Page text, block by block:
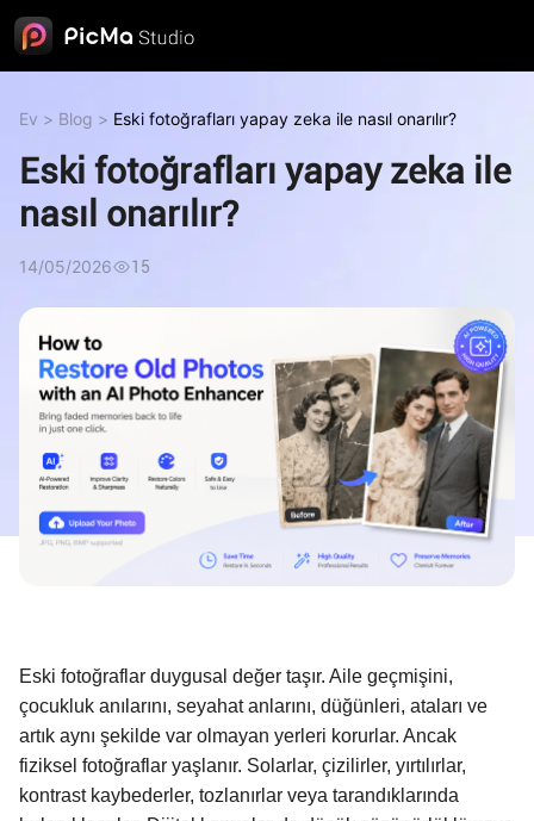
Ev > Blog > Eski fotoğrafları yapay zeka ile nasıl onarılır?
Eski fotoğrafları yapay zeka ile
nasıl onarılır?
14/05/2026 15
Eski fotoğraflar duygusal değer taşır. Aile geçmişini,
çocukluk anılarını, seyahat anlarını, düğünleri, ataları ve
artık aynı şekilde var olmayan yerleri korurlar. Ancak
fiziksel fotoğraflar yaşlanır. Solarlar, çizilirler, yırtılırlar,
kontrast kaybederler, tozlanırlar veya tarandıklarında